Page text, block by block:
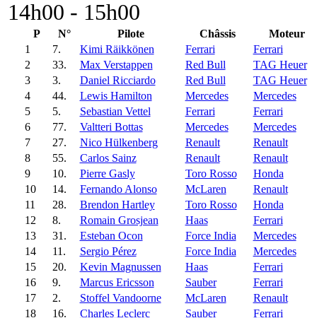
14h00 - 15h00
P N° Pilote Châssis
Moteur
1
7. Kimi Räikkönen Ferrari
Ferrari
2
33. Max Verstappen Red Bull
TAG Heuer
3
3. Daniel Ricciardo Red Bull
TAG Heuer
4
44. Lewis Hamilton Mercedes
Mercedes
5
5. Sebastian Vettel Ferrari
Ferrari
6
77. Valtteri Bottas Mercedes
Mercedes
7
27. Nico Hülkenberg Renault
Renault
8
55. Carlos Sainz Renault
Renault
9
10. Pierre Gasly Toro Rosso
Honda
10
14. Fernando Alonso McLaren
Renault
11
28. Brendon Hartley Toro Rosso
Honda
12
8. Romain Grosjean Haas
Ferrari
13
31. Esteban Ocon Force India
Mercedes
14
11. Sergio Pérez Force India
Mercedes
15
20. Kevin Magnussen Haas
Ferrari
16
9. Marcus Ericsson Sauber
Ferrari
17
2. Stoffel Vandoorne McLaren
Renault
18
16. Charles Leclerc Sauber
Ferrari